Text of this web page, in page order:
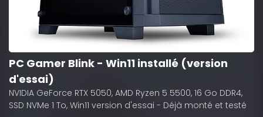
PC Gamer Blink - Win11 installé (version
d'essai)
NVIDIA GeForce RTX 5050, AMD Ryzen 5 5500, 16 Go DDR4,
SSD NVMe 1 To, Win11 version d'essai - Déjà monté et testé